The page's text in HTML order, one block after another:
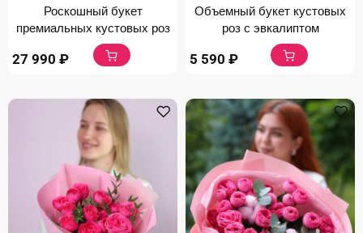
Роскошный букет
премиальных кустовых роз
27 990 ₽
Объемный букет кустовых
роз с эвкалиптом
5 590 ₽